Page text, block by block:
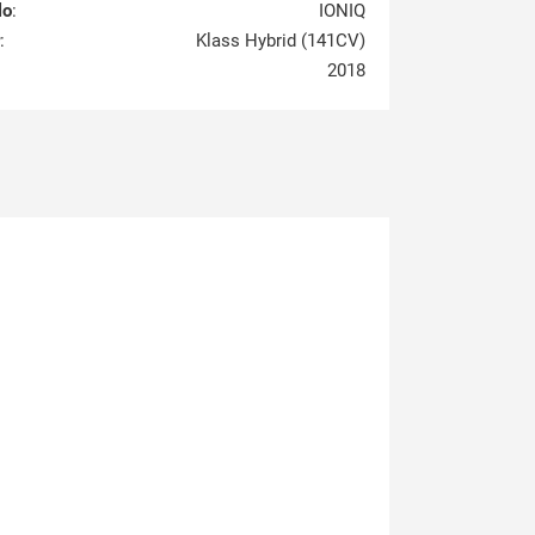
:
IONIQ
:
Klass Hybrid (141CV)
2018